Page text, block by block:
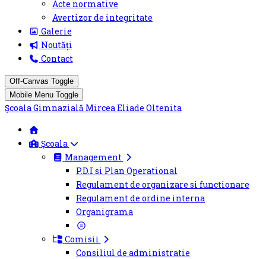
Acte normative
Avertizor de integritate
Galerie
Noutăți
Contact
Off-Canvas Toggle
Mobile Menu Toggle
Școala Gimnazială Mircea Eliade Oltenita
Școala
Management
P.D.I si Plan Operational
Regulament de organizare si functionare
Regulament de ordine interna
Organigrama
Comisii
Consiliul de administratie